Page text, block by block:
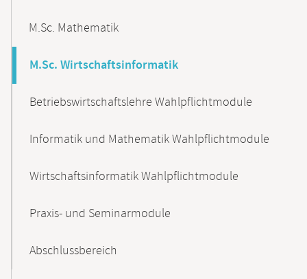
M.Sc. Mathematik
M.Sc. Wirtschaftsinformatik
Betriebswirtschaftslehre Wahlpflichtmodule
Informatik und Mathematik Wahlpflichtmodule
Wirtschaftsinformatik Wahlpflichtmodule
Praxis- und Seminarmodule
Abschlussbereich